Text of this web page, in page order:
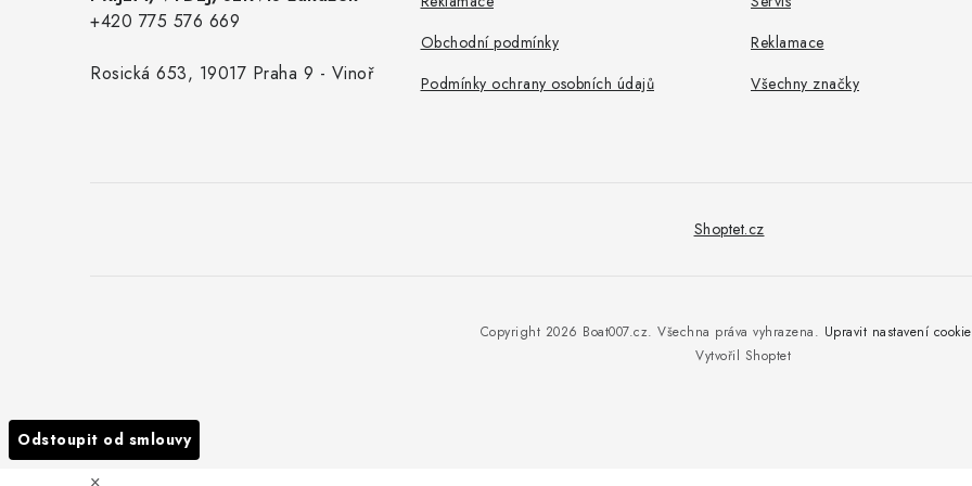
+420 775 576 669
Rosická 653, 19017 Praha 9 - Vinoř
Obchodní podmínky
Podmínky ochrany osobních údajů
Reklamace
Všechny značky
Shoptet.cz
Vytvořil Shoptet
Copyright 2026 Boat007.cz. Všechna práva vyhrazena. Upravit nastavení
Odstoupit od smlouvy
×